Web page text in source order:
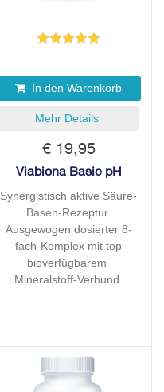
In den Warenkorb
Mehr Details
€ 19,95
Viabiona Basic pH
Synergistisch aktive Säure-
Basen-Rezeptur.
Ausgewogen dosierter 8-
fach-Komplex mit top
bioverfügbarem
Mineralstoff-Verbund.